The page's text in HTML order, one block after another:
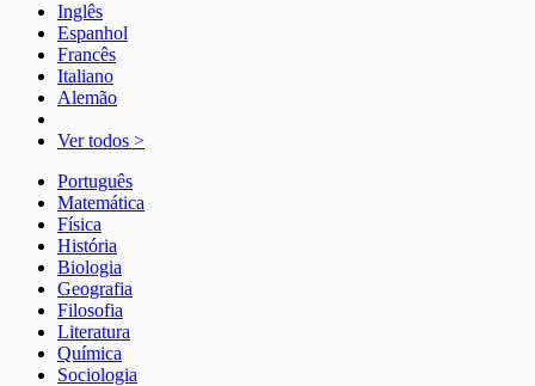
Inglês
Espanhol
Francês
Italiano
Alemão
Ver todos >
Português
Matemática
Física
História
Biologia
Geografia
Filosofia
Literatura
Química
Sociologia